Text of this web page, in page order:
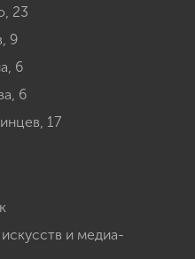
23
9
6
6
17
и медиа-